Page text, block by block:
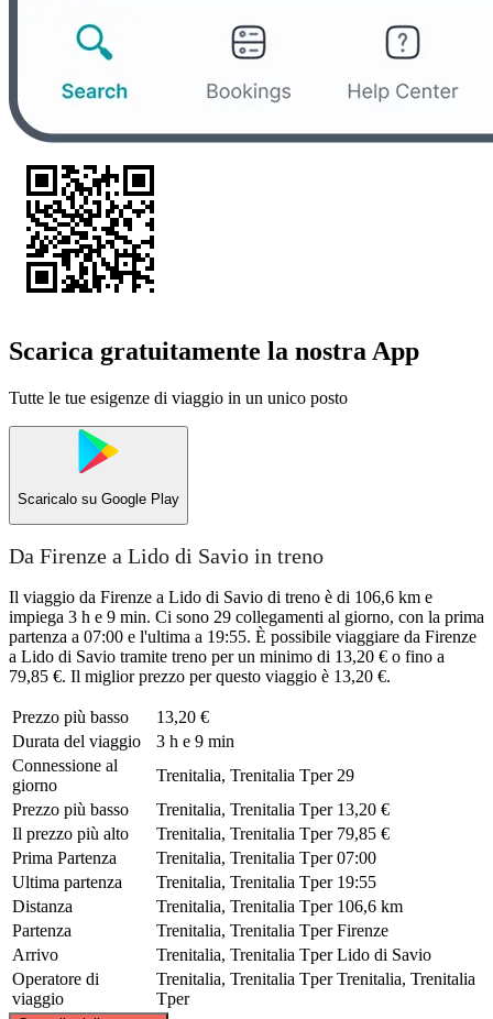
Scarica gratuitamente la nostra App
Tutte le tue esigenze di viaggio in un unico posto
Scaricalo su Google Play
Da Firenze a Lido di Savio in treno
Il viaggio da Firenze a Lido di Savio di treno è di 106,6 km e
impiega 3 h e 9 min. Ci sono 29 collegamenti al giorno, con la prima
partenza a 07:00 e l'ultima a 19:55. È possibile viaggiare da Firenze
a Lido di Savio tramite treno per un minimo di 13,20 € o fino a
79,85 €. Il miglior prezzo per questo viaggio è 13,20 €.
Prezzo più basso
13,20 €
Durata del viaggio
3 h e 9 min
Connessione al
giorno
Trenitalia, Trenitalia Tper 29
Prezzo più basso
Trenitalia, Trenitalia Tper 13,20 €
Il prezzo più alto
Trenitalia, Trenitalia Tper 79,85 €
Prima Partenza
Trenitalia, Trenitalia Tper 07:00
Ultima partenza
Trenitalia, Trenitalia Tper 19:55
Distanza
Trenitalia, Trenitalia Tper 106,6 km
Partenza
Trenitalia, Trenitalia Tper Firenze
Arrivo
Trenitalia, Trenitalia Tper Lido di Savio
Operatore di
viaggio
Trenitalia, Trenitalia Tper Trenitalia, Trenitalia
Tper